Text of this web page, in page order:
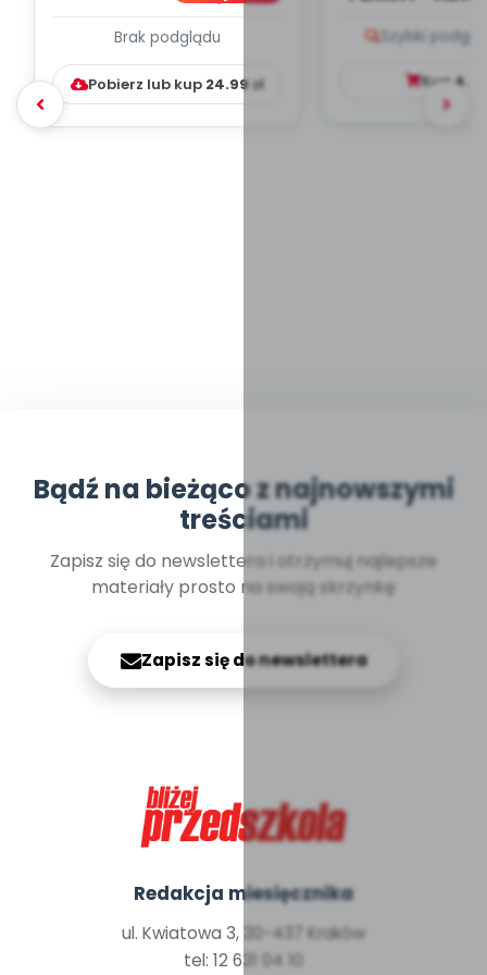
WYCHOWAWCZO –
DYDAKTYC...
Brak podglądu
Pobierz lub kup 24.99zł
Szybki
Kup
Bądź na bieżąco z najnowszymi
treściami
Zapisz się do newslettera i otrzymuj najlepsze
materiały prosto na swoją skrzynkę
Zapisz się do newslettera
Redakcja miesięcznika
ul. Kwiatowa 3, 30-437 Kraków
tel: 12 631 04 10